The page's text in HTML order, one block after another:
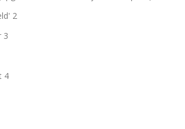
voorbeeld)
2
3
4